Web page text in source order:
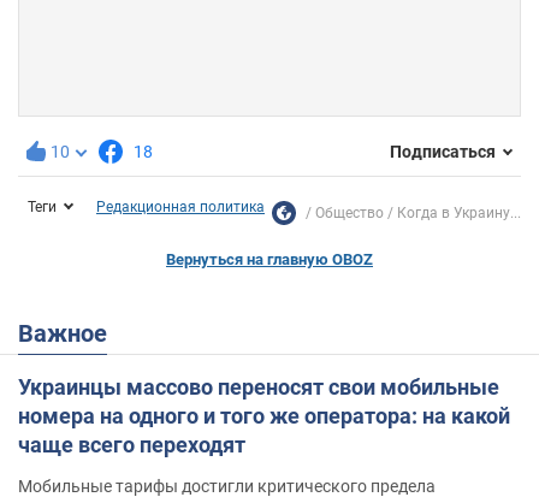
10 18 Подписаться
Теги Редакционная политика Общество Когда в Украину...
Вернуться на главную OBOZ
Важное
Украинцы массово переносят свои мобильные
номера на одного и того же оператора: на какой
чаще всего переходят
Мобильные тарифы достигли критического предела